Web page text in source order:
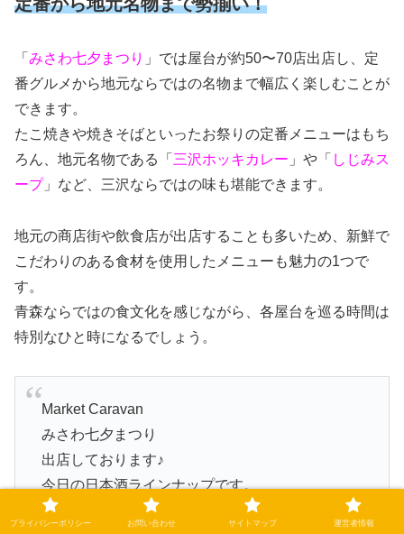
「 みさわ七夕まつり 」では屋台が約50〜70店出店し、定
番グルメから地元ならではの名物まで幅広く楽しむことが
できます。
たこ焼きや焼きそばといったお祭りの定番メニューはもち
ろん、地元名物である「 三沢ホッキカレー 」や「 しじみス
ープ」など、三沢ならではの味も堪能できます。
地元の商店街や飲食店が出店することも多いため、新鮮で
こだわりのある食材を使用したメニューも魅力の1つで
す。
青森ならではの食文化を感じながら、各屋台を巡る時間は
特別なひと時になるでしょう。
Market Caravan
みさわ七夕まつり
出店しております♪
今日の日本酒ラインナップです。
黒部ゑのお店は時間を見て開始します。
プライバシーポリシー お問い合わせ サイトマップ 運営者情報